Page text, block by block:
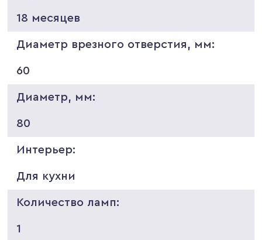
18 месяцев
Диаметр врезного отверстия, мм:
60
Диаметр, мм:
80
Интерьер:
Для кухни
Количество ламп:
1